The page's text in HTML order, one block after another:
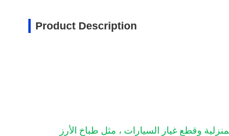
Product Description
وقطع غيار السيارات ، مثل طباخ الأرز